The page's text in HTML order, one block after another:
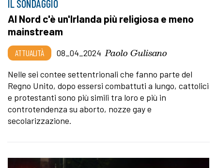
IL SONDAGGIO
Al Nord c'è un'Irlanda più religiosa e meno
mainstream
ATTUALITÀ 08_04_2024 Paolo Gulisano
Nelle sei contee settentrionali che fanno parte del
Regno Unito, dopo essersi combattuti a lungo, cattolici
e protestanti sono più simili tra loro e più in
controtendenza su aborto, nozze gay e
secolarizzazione.